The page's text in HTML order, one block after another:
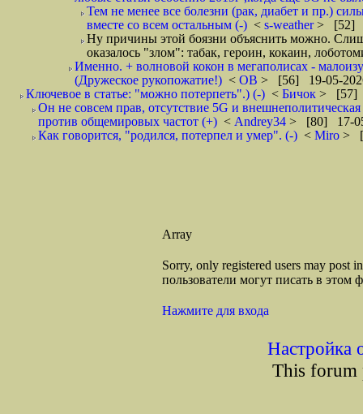
Тем не менее все болезни (рак, диабет и пр.)
вместе со всем остальным (-) < s-weather> [52]
Ну причины этой боязни объяснить можно.
оказалось "злом": табак, героин, кокаин,
Именно. + волновой кокон в мегаполисах -
(Дружеское рукопожатие!) < ОВ > [56] 19-05-
Ключевое в статье: "можно потерпеть".) (-) < Бичок > [57]
Он не совсем прав, отсутствие 5G и
против общемировых частот (+) < Andrey34 > [80] 17-
Как говорится, "родился, потерпел и умер". (-) < Miro >
Array
Sorry, only registered users may post
пользователи могут писать в этом
Нажмите для входа
Настройка
This